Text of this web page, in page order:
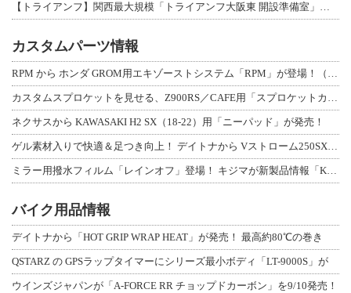
【トライアンフ】関西最大規模「トライアンフ大阪東 開設準備室」がオープン！ 限定
カスタムパーツ情報
RPM から ホンダ GROM用エキゾーストシステム「RPM」が登場！（動画あり
カスタムスプロケットを見せる、Z900RS／CAFE用「スプロケットカバーフルキ
ネクサスから KAWASAKI H2 SX（18-22）用「ニーパッド」が発売！
ゲル素材入りで快適＆足つき向上！ デイトナから Vストローム250SX用「快適ロ
ミラー用撥水フィルム「レインオフ」登場！ キジマが新製品情報「KIJIMA NE
バイク用品情報
デイトナから「HOT GRIP WRAP HEAT」が発売！ 最高約80℃の巻き
QSTARZ の GPSラップタイマーにシリーズ最小ボディ「LT-9000S」が
ウインズジャパンが「A-FORCE RR チョップドカーボン」を9/10発売！